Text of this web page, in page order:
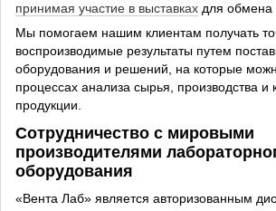
принимая участие в выставках для обмена
Мы помогаем нашим клиентам получать
воспроизводимые результаты путем
оборудования и решений, на которые
процессах анализа сырья, производства и
продукции.
Сотрудничество с мировыми
производителями
оборудования
«Вента Лаб» является авторизованным